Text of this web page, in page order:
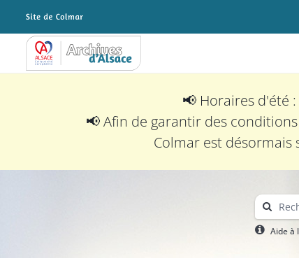
Archives Alsace - Colmar
📢 Horaires d'été
📢 Afin de garantir des
Colmar est
Aide à